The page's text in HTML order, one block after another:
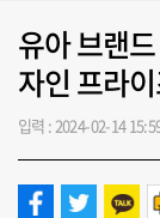
유아 브랜
자인 프라
입력 : 2024-02-14